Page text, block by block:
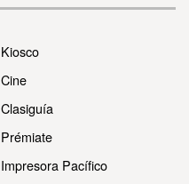
Kiosco
Cine
Clasiguía
Prémiate
Impresora Pacífico